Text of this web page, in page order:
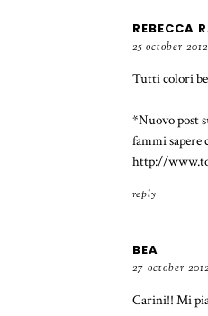
REBECCA
25 october
Tutti colori
*Nuovo post
fammi sapere
http://
reply
BEA
27 october
Carini!! Mi